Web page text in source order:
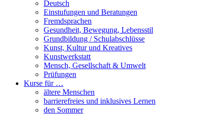
Deutsch
Einstufungen und Beratungen
Fremdsprachen
Gesundheit, Bewegung, Lebensstil
Grundbildung / Schulabschlüsse
Kunst, Kultur und Kreatives
Kunstwerkstatt
Mensch, Gesellschaft & Umwelt
Prüfungen
Kurse für …
ältere Menschen
barrierefreies und inklusives Lernen
den Sommer